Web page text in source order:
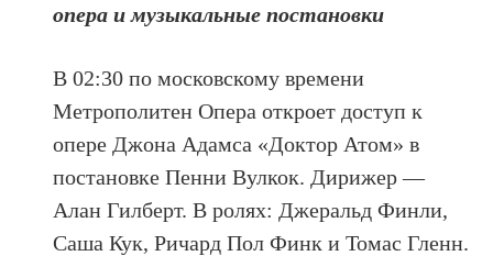
опера и музыкальные постановки
В 02:30 по московскому времени
Метрополитен Опера откроет доступ к
опере Джона Адамса «Доктор Атом» в
постановке Пенни Вулкок. Дирижер —
Алан Гилберт. В ролях: Джеральд Финли,
Саша Кук, Ричард Пол Финк и Томас Гленн.